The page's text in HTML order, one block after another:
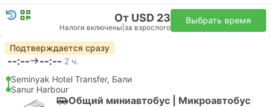
От USD 23
Налоги включены за взрослого
Выбрать время
Подтверждается сразу
--:-- --:-- 2 ч.
Seminyak Hotel Transfer, Бали
Sanur Harbour
Общий миниавтобус | Микроавтобус